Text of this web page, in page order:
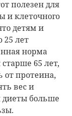
полезен для
и клеточного
детям и
лет
норма
65 лет,
от протеина,
вес и
диеты больше